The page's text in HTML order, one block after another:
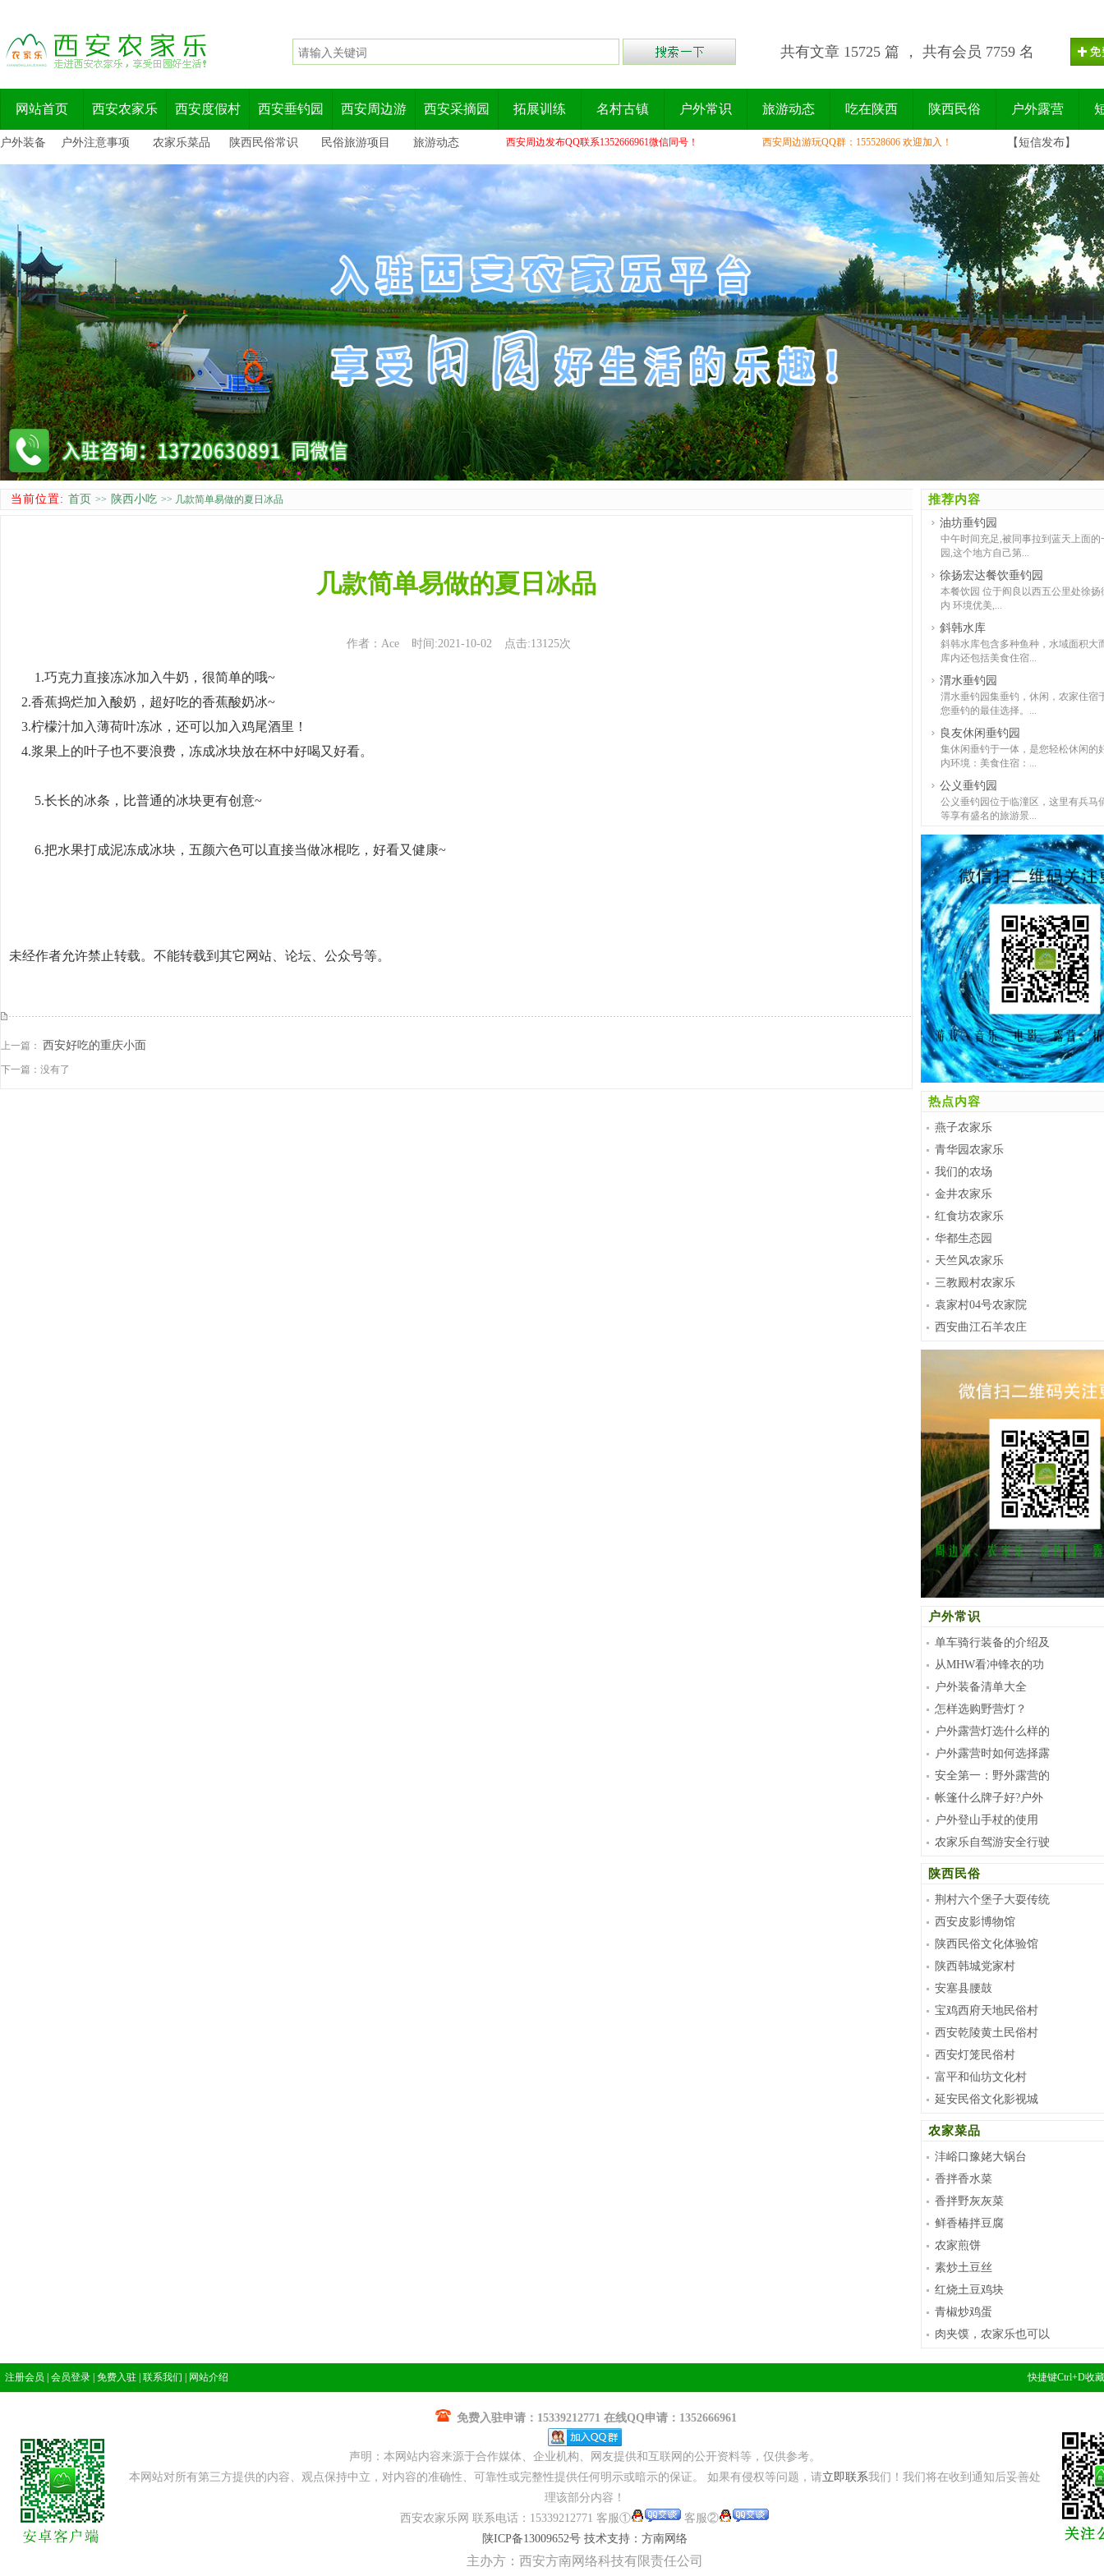
共有文章 15725 篇 ， 共有会员 7759 名
网站首页 西安农家乐 西安度假村 西安垂钓园 西安周边游 西安采摘园 拓展训练 名村古镇 户外常识 旅游动态 吃在陕西 陕西民俗 户外露营
户外装备 户外注意事项 农家乐菜品 陕西民俗常识 民俗旅游项目 旅游动态 西安周边发布QQ联系1352666961微信同号！ 西安周边游玩QQ群：155528606 欢迎加入！ 【短信发布】
当前位置: 首页 >> 陕西小吃 >> 几款简单易做的夏日冰品
几款简单易做的夏日冰品
作者：Ace 时间:2021-10-02 点击:13125次
1.巧克力直接冻冰加入牛奶，很简单的哦~
2.香蕉捣烂加入酸奶，超好吃的香蕉酸奶冰~
3.柠檬汁加入薄荷叶冻冰，还可以加入鸡尾酒里！
4.浆果上的叶子也不要浪费，冻成冰块放在杯中好喝又好看。
5.长长的冰条，比普通的冰块更有创意~
6.把水果打成泥冻成冰块，五颜六色可以直接当做冰棍吃，好看又健康~
未经作者允许禁止转载。不能转载到其它网站、论坛、公众号等。
上一篇： 西安好吃的重庆小面
下一篇：没有了
推荐内容
油坊垂钓园
中午时间充足,被同事拉到蓝天上面的
园,这个地方自己第...
徐扬宏达餐饮垂钓园
本餐饮园 位于阎良以西五公里处徐扬
内 环境优美,...
斜韩水库
斜韩水库包含多种鱼种，水域面积大
库内还包括美食住宿...
渭水垂钓园
渭水垂钓园集垂钓，休闲，农家住宿
您垂钓的最佳选择。...
良友休闲垂钓园
集休闲垂钓于一体，是您轻松休闲的
内环境：美食住宿：...
公义垂钓园
公义垂钓园位于临潼区，这里有兵马
等享有盛名的旅游景...
热点内容
燕子农家乐
青华园农家乐
我们的农场
金井农家乐
红食坊农家乐
华都生态园
天竺风农家乐
三教殿村农家乐
袁家村04号农家院
西安曲江石羊农庄
户外常识
单车骑行装备的介绍及
从MHW看冲锋衣的功
户外装备清单大全
怎样选购野营灯？
户外露营灯选什么样的
户外露营时如何选择露
安全第一：野外露营的
帐篷什么牌子好?户外
户外登山手杖的使用
农家乐自驾游安全行驶
陕西民俗
荆村六个堡子大耍传统
西安皮影博物馆
陕西民俗文化体验馆
陕西韩城党家村
安塞县腰鼓
宝鸡西府天地民俗村
西安乾陵黄土民俗村
西安灯笼民俗村
富平和仙坊文化村
延安民俗文化影视城
农家菜品
沣峪口豫姥大锅台
香拌香水菜
香拌野灰灰菜
鲜香椿拌豆腐
农家煎饼
素炒土豆丝
红烧土豆鸡块
青椒炒鸡蛋
肉夹馍，农家乐也可以
注册会员 会员登录 免费入驻 联系我们 网站介绍 快捷键Ctrl+D收
免费入驻申请：15339212771 在线QQ申请：1352666961
声明：本网站内容来源于合作媒体、企业机构、网友提供和互联网的公开资料等，仅供参考。
本网站对所有第三方提供的内容、观点保持中立，对内容的准确性、可靠性或完整性提供任何明示或暗示的保证。 如果有侵权等问题，请立即联系我们！我们将在收到通知后妥善处
理该部分内容！
西安农家乐网 联系电话：15339212771 客服①
客服②
陕ICP备13009652号 技术支持：方南网络
主办方：西安方南网络科技有限责任公司